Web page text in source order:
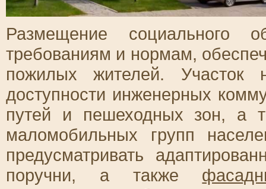
Размещение социального
требованиям и нормам,
пожилых жителей. Участок
доступности инженерных
путей и пешеходных зон, а
маломобильных групп
предусматривать
поручни, а также